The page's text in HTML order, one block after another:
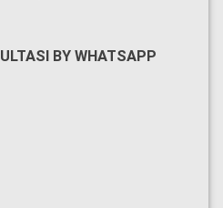
BY WHATSAPP